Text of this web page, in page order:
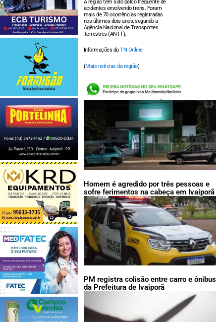
A região tem sido palco frequente de
acidentes envolvendo trens. Foram
mais de 70 ocorrências registradas
nos últimos dois anos, segundo a
Agência Nacional de Transportes
Terrestres (ANTT).
Informações doTN Online
(Mais notícias da região)
LEIA TAMBÉM:
Homem é agredido por três pessoas e
sofre ferimentos na cabeça em Ivaiporã
PM registra colisão entre carro e ônibus
da Prefeitura de Ivaiporã